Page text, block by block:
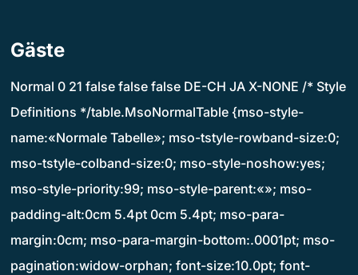
Gäste
Normal 0 21 false false false DE-CH JA X-NONE /* Style
Definitions */table.MsoNormalTable {mso-style-
name:«Normale Tabelle»; mso-tstyle-rowband-size:0;
mso-tstyle-colband-size:0; mso-style-noshow:yes;
mso-style-priority:99; mso-style-parent:«»; mso-
padding-alt:0cm 5.4pt 0cm 5.4pt; mso-para-
margin:0cm; mso-para-margin-bottom:.0001pt; mso-
pagination:widow-orphan; font-size:10.0pt; font-